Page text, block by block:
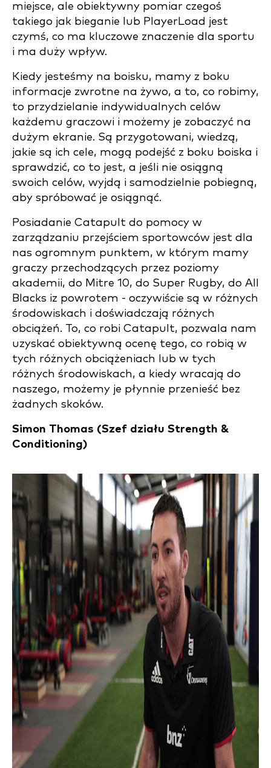
miejsce, ale obiektywny pomiar czegoś
takiego jak bieganie lub PlayerLoad jest
czymś, co ma kluczowe znaczenie dla sportu
i ma duży wpływ.
Kiedy jesteśmy na boisku, mamy z boku
informacje zwrotne na żywo, a to, co robimy,
to przydzielanie indywidualnych celów
każdemu graczowi i możemy je zobaczyć na
dużym ekranie. Są przygotowani, wiedzą,
jakie są ich cele, mogą podejść z boku boiska i
sprawdzić, co to jest, a jeśli nie osiągną
swoich celów, wyjdą i samodzielnie pobiegną,
aby spróbować je osiągnąć.
Posiadanie Catapult do pomocy w
zarządzaniu przejściem sportowców jest dla
nas ogromnym punktem, w którym mamy
graczy przechodzących przez poziomy
akademii, do Mitre 10, do Super Rugby, do All
Blacks iz powrotem - oczywiście są w różnych
środowiskach i doświadczają różnych
obciążeń. To, co robi Catapult, pozwala nam
uzyskać obiektywną ocenę tego, co robią w
tych różnych obciążeniach lub w tych
różnych środowiskach, a kiedy wracają do
naszego, możemy je płynnie przenieść bez
żadnych skoków.
Simon Thomas (Szef działu Strength &
Conditioning)